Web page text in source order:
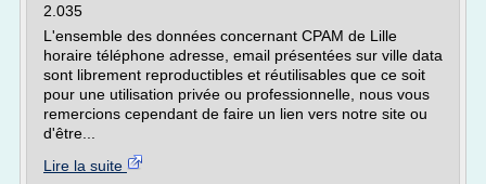
2.035
L'ensemble des données concernant CPAM de Lille
horaire téléphone adresse, email présentées sur ville data
sont librement reproductibles et réutilisables que ce soit
pour une utilisation privée ou professionnelle, nous vous
remercions cependant de faire un lien vers notre site ou
d'être...
Lire la suite